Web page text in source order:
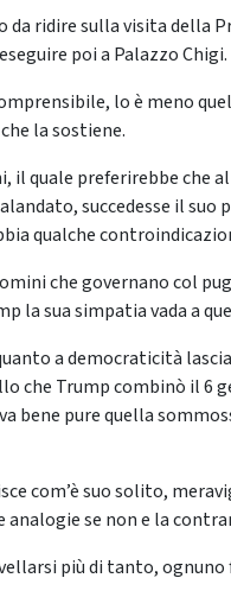
da ridire sulla visita della
poi a Palazzo Chigi.
lo è meno
la sostiene.
il quale preferirebbe che
succedesse il
qualche
che governano col
la sua simpatia vada a
a democraticità
che Trump combinò il 6
bene pure quella
com’è suo solito,
se non e la
più di tanto,